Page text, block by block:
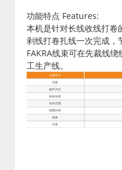
功能特点 Features:
本机是针对长线收线打卷
剥线打卷扎线一次完成，
FAKRA线束可在先裁线
工生产线。